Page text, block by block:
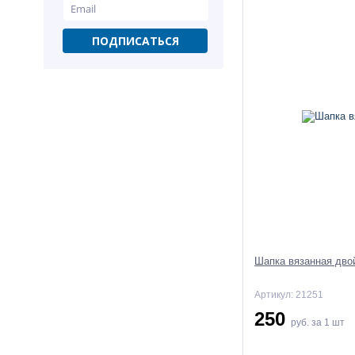
Cредство для стекол
58,50руб.
ПОДПИСАТЬСЯ
Шапка вязанная
Артикул: 21251
250 руб. за 1 шт